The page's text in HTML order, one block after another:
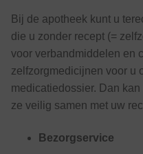
Bij de apotheek kunt u
die u zonder recept (=
voor verbandmiddelen en
zelfzorgmedicijnen voor u
medicatiedossier. Dan
ze veilig samen met uw
Bezorgservice